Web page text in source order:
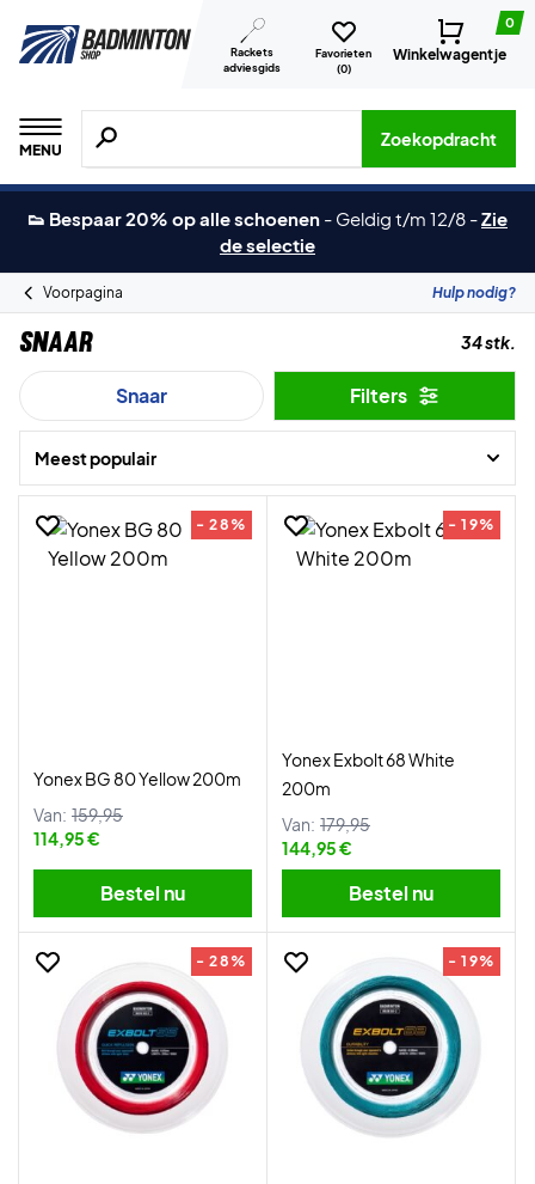
Rackets
adviesgids
Favorieten
(0)
0
Winkelwagentje
MENU
Zoeken naar producten, merken etc.
Zoekopdracht
👟 Bespaar 20% op alle schoenen - Geldig t/m 12/8 -Zie
de selectie
Voorpagina Hulp nodig?
Snaar 34 stk.
Snaar Filters
Meest populair
- 28%
Yonex BG 80 Yellow 200m
Van: 159,95
114,95 €
Bestel nu
- 19%
Yonex Exbolt 68 White
200m
Van: 179,95
144,95 €
Bestel nu
- 28% - 19%